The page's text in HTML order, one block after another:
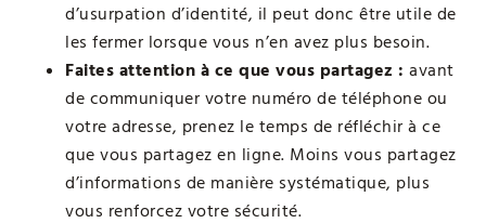
d’usurpation d’identité, il peut donc être utile de
les fermer lorsque vous n’en avez plus besoin.
Faites attention à ce que vous partagez : avant
de communiquer votre numéro de téléphone ou
votre adresse, prenez le temps de réfléchir à ce
que vous partagez en ligne. Moins vous partagez
d’informations de manière systématique, plus
vous renforcez votre sécurité.